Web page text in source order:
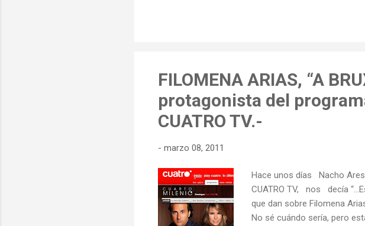
FILOMENA ARIAS, “A
protagonista del
CUATRO TV.-
- marzo 08, 2011
Hace unos días Nacho
CUATRO TV, nos decía
que dan sobre Filomena
No sé cuándo sería, pero